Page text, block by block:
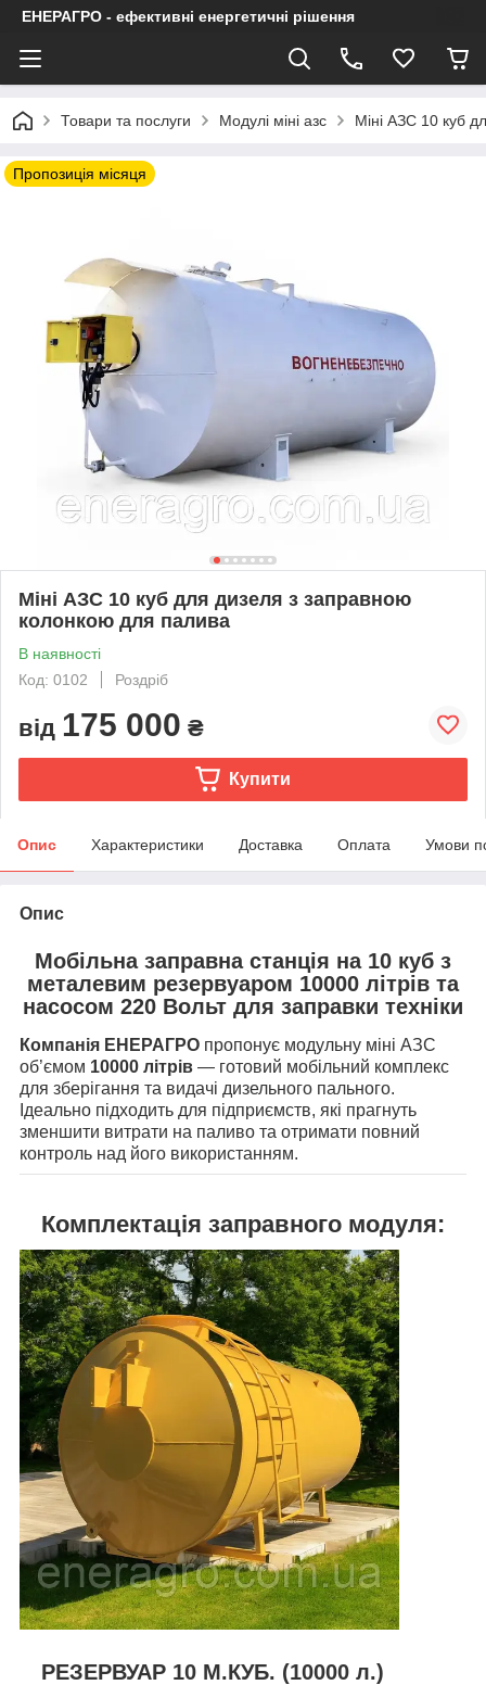
ЕНЕРАГРО - ефективні енергетичні рішення
Товари та послуги Модулі міні азс Міні АЗС 10 куб
Пропозиція місяця
Міні АЗС 10 куб для дизеля з заправною
колонкою для палива
В наявності
Код: 0102
Роздріб
від 175 000 ₴
Купити
Опис Характеристики Доставка Оплата Умови
Опис
Мобільна заправна станція на 10 куб з
металевим резервуаром 10000 літрів та
насосом 220 Вольт для заправки техніки
Компанія ЕНЕРАГРО пропонує модульну міні АЗС
об’ємом 10000 літрів — готовий мобільний комплекс
для зберігання та видачі дизельного пального.
Ідеально підходить для підприємств, які прагнуть
зменшити витрати на паливо та отримати повний
контроль над його використанням.
Комплектація заправного модуля:
РЕЗЕРВУАР 10 М.КУБ. (10000 л.)